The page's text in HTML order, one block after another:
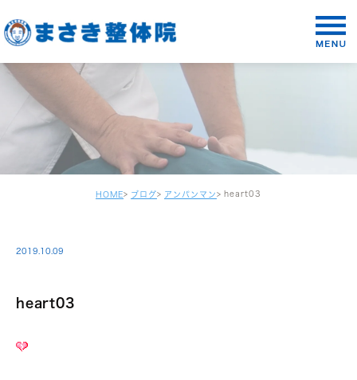
HOME ブログ アンパンマン heart03
2019.10.09
heart03